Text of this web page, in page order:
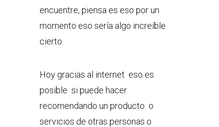
encuentre, piensa es eso por un
momento eso sería algo increíble
cierto.
Hoy gracias al internet eso es
posible si puede hacer
recomendando un producto o
servicios de otras personas o